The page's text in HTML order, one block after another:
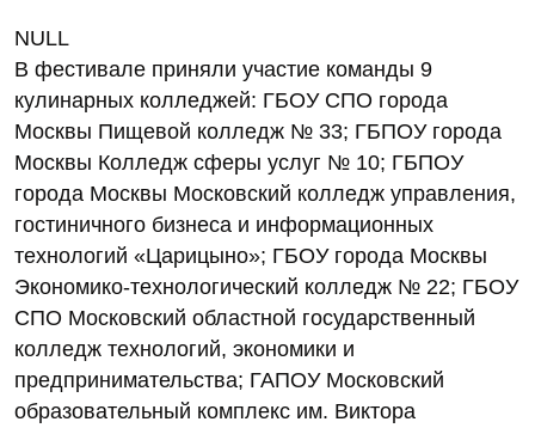
NULL
В фестивале приняли участие команды 9
кулинарных колледжей: ГБОУ СПО города
Москвы Пищевой колледж № 33; ГБПОУ города
Москвы Колледж сферы услуг № 10; ГБПОУ
города Москвы Московский колледж управления,
гостиничного бизнеса и информационных
технологий «Царицыно»; ГБОУ города Москвы
Экономико-технологический колледж № 22; ГБОУ
СПО Московский областной государственный
колледж технологий, экономики и
предпринимательства; ГАПОУ Московский
образовательный комплекс им. Виктора